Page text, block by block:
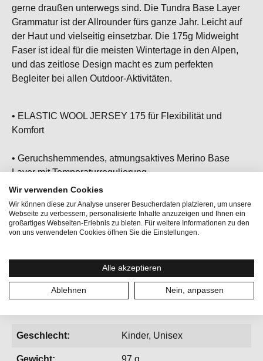
gerne draußen unterwegs sind. Die Tundra Base Layer
Grammatur ist der Allrounder fürs ganze Jahr. Leicht auf
der Haut und vielseitig einsetzbar. Die 175g Midweight
Faser ist ideal für die meisten Wintertage in den Alpen,
und das zeitlose Design macht es zum perfekten
Begleiter bei allen Outdoor-Aktivitäten.
• ELASTIC WOOL JERSEY 175 für Flexibilität und
Komfort
• Geruchshemmendes, atmungsaktives Merino Base
Layer mit Temperaturregulierung
• Flachnähte für ein reibungsloses Tragegefühl
• Ideal kombinierbar mit K TUNDRA175 LS
temperaturregulierend
Geschlecht: Kinder, Unisex
Gewicht: 97 g
Wir verwenden Cookies
Wir können diese zur Analyse unserer Besucherdaten platzieren, um unsere
Webseite zu verbessern, personalisierte Inhalte anzuzeigen und Ihnen ein
großartiges Webseiten-Erlebnis zu bieten. Für weitere Informationen zu den
von uns verwendeten Cookies öffnen Sie die Einstellungen.
Alle akzeptieren
Ablehnen Nein, anpassen